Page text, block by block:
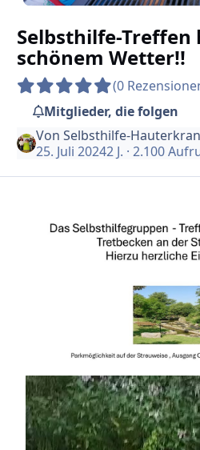
Selbsthilfe-Treffen
schönem Wetter!!
(0
Mitglieder, die folgen
Von Selbsthilfe-
25. Juli 20242 J. · 2.100